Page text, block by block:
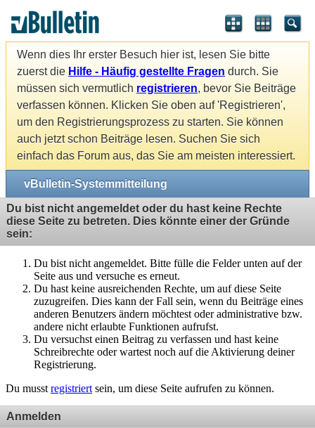
Wenn dies Ihr erster Besuch hier ist, lesen Sie bitte
zuerst die Hilfe - Häufig gestellte Fragen durch. Sie
müssen sich vermutlich registrieren, bevor Sie Beiträge
verfassen können. Klicken Sie oben auf 'Registrieren',
um den Registrierungsprozess zu starten. Sie können
auch jetzt schon Beiträge lesen. Suchen Sie sich
einfach das Forum aus, das Sie am meisten interessiert.
vBulletin-Systemmitteilung
Du bist nicht angemeldet oder du hast keine Rechte
diese Seite zu betreten. Dies könnte einer der Gründe
sein:
Du bist nicht angemeldet. Bitte fülle die Felder unten auf der
Seite aus und versuche es erneut.
Du hast keine ausreichenden Rechte, um auf diese Seite
zuzugreifen. Dies kann der Fall sein, wenn du Beiträge eines
anderen Benutzers ändern möchtest oder administrative bzw.
andere nicht erlaubte Funktionen aufrufst.
Du versuchst einen Beitrag zu verfassen und hast keine
Schreibrechte oder wartest noch auf die Aktivierung deiner
Registrierung.
Du musst registriert sein, um diese Seite aufrufen zu können.
Anmelden